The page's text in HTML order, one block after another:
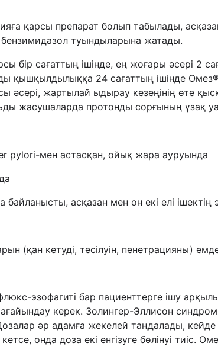
қарсы препарат болып табылады,
туындыларына жатады.
бір сағаттың ішінде, ең жоғары әсері 2
қышқылдылыққа 24 сағаттың ішінде
әсері, жартылай ыдырау кезеңінің өте
жасушаларда протонды сорғының ұзақ
pylori-мен астасқан, ойық жара ауруында
байланысты, асқазан мен он екі елі
(қан кетуді, тесілуін, пенетрацияны)
эзофагиті бар пациенттерге ішу
керек. Золингер-Эллисон
әр адамға жекелей таңдалады,
онда доза екі енгізуге бөлінуі тиіс.